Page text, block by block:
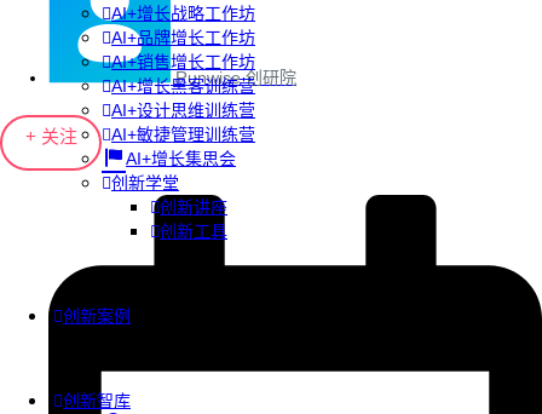
AI+增长战略工作坊
AI+品牌增长工作坊
AI+销售增长工作坊
AI+增长黑客训练营
AI+设计思维训练营
AI+敏捷管理训练营
AI+增长集思会
创新学堂
创新讲座
创新工具
创新案例
创新智库
Runwise 创研院
+ 关注